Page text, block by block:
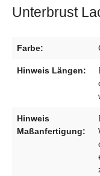
Unterbrust
Farbe:
Hinweis Längen:
Hinweis
Maßanfertigung: